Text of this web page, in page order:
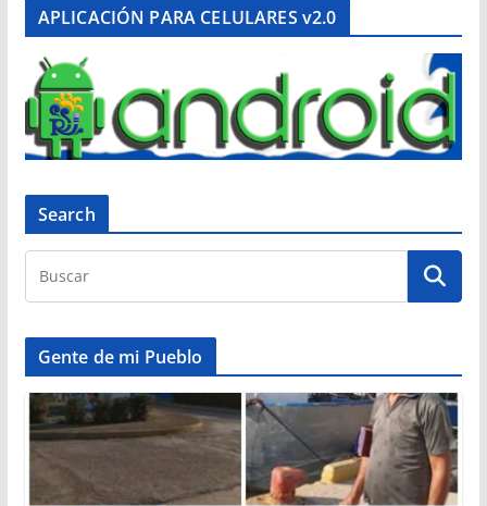
APLICACIÓN PARA CELULARES v2.0
Search
Gente de mi Pueblo